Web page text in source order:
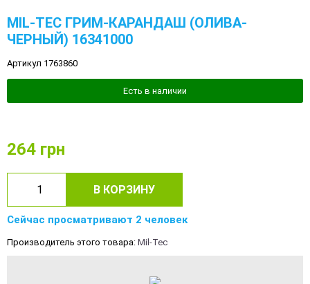
MIL-TEC ГРИМ-КАРАНДАШ (ОЛИВА-
ЧЕРНЫЙ) 16341000
Артикул 1763860
Есть в наличии
264 грн
В КОРЗИНУ
Сейчас просматривают 2 человек
Производитель этого товара: Mil-Tec